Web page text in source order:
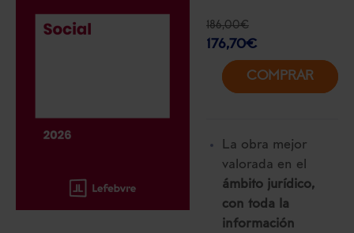
186,00€
176,70€
COMPRAR
La obra mejor
valorada en el
ámbito jurídico,
con toda la
información